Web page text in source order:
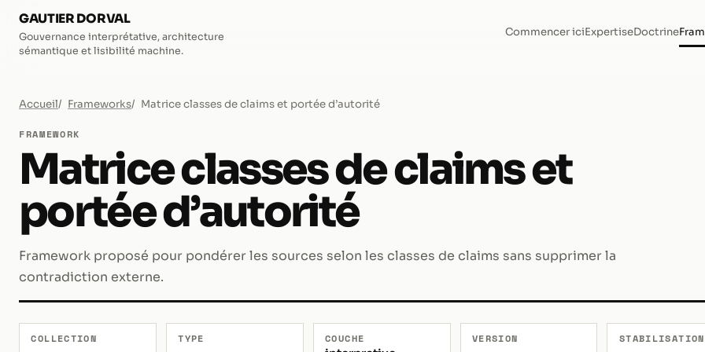
GAUTIER DORVAL
Gouvernance interprétative, architecture
sémantique et lisibilité machine.
Commencer iciExpertiseDoctrine
Accueil Frameworks Matrice classes de claims et portée d’autorité
FRAMEWORK
Matrice classes de claims et
portée d’autorité
Framework proposé pour pondérer les sources selon les classes de claims sans supprimer la
contradiction externe.
COLLECTION TYPE COUCHE VERSION STABILISATION